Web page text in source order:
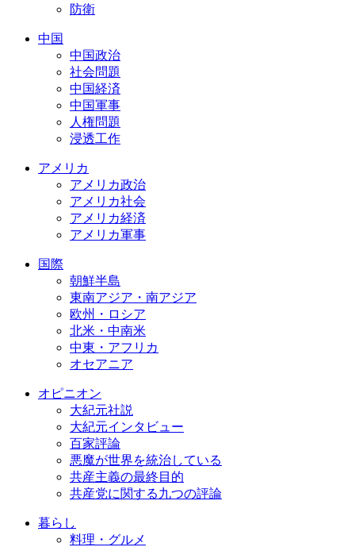
防衛
中国
中国政治
社会問題
中国経済
中国軍事
人権問題
浸透工作
アメリカ
アメリカ政治
アメリカ社会
アメリカ経済
アメリカ軍事
国際
朝鮮半島
東南アジア・南アジア
欧州・ロシア
北米・中南米
中東・アフリカ
オセアニア
オピニオン
大紀元社説
大紀元インタビュー
百家評論
悪魔が世界を統治している
共産主義の最終目的
共産党に関する九つの評論
暮らし
料理・グルメ